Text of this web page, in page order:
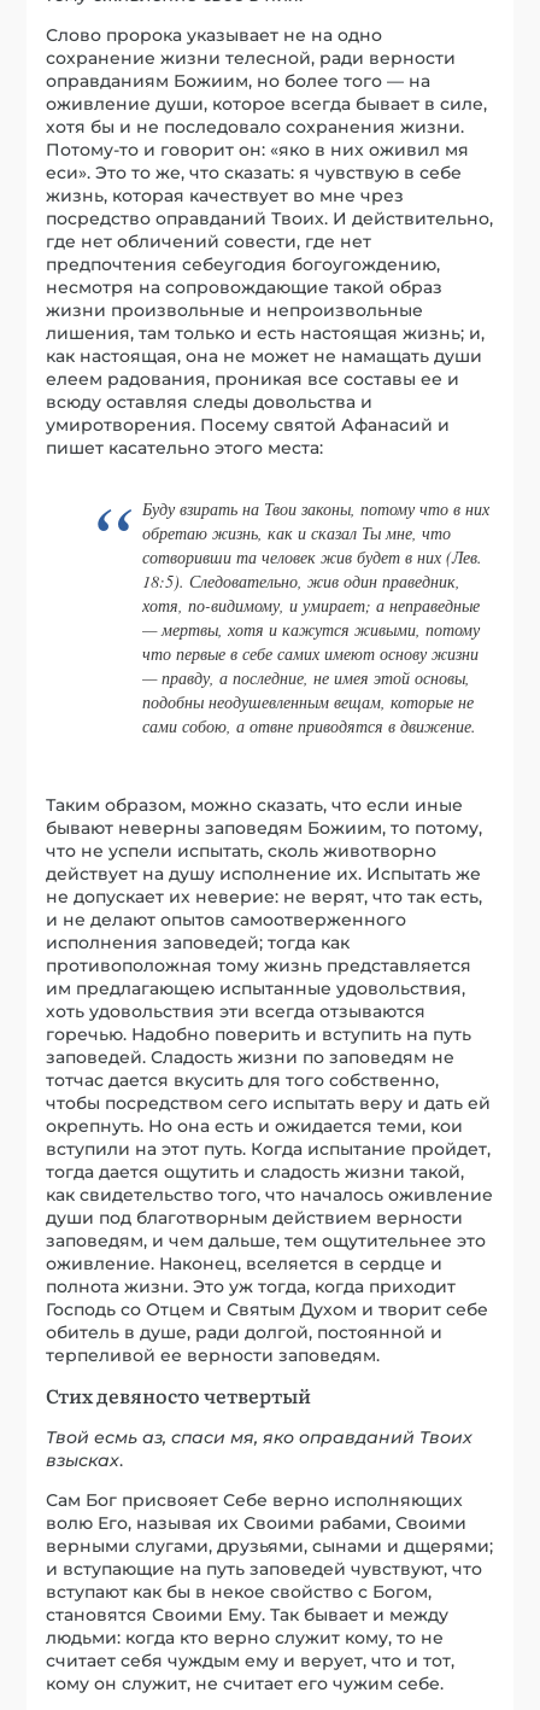
Слово пророка указывает не на одно
сохранение жизни телесной, ради верности
оправданиям Божиим, но более того — на
оживление души, которое всегда бывает в силе,
хотя бы и не последовало сохранения жизни.
Потому-то и говорит он: «яко в них оживил мя
ecи». Это то же, что сказать: я чувствую в себе
жизнь, которая качествует во мне чрез
посредство оправданий Твоих. И действительно,
где нет обличений совести, где нет
предпочтения себеугодия богоугождению,
несмотря на сопровождающие такой образ
жизни произвольные и непроизвольные
лишения, там только и есть настоящая жизнь; и,
как настоящая, она не может не намащать души
елеем радования, проникая все составы ее и
всюду оставляя следы довольства и
умиротворения. Посему святой Афанасий и
пишет касательно этого места:
Буду взирать на Твои законы, потому что в них
обретаю жизнь, как и сказал Ты мне, что
сотворивши та человек жив будет в них (Лев.
18:5). Следовательно, жив один праведник,
хотя, по-видимому, и умирает; а неправедные
— мертвы, хотя и кажутся живыми, потому
что первые в себе самих имеют основу жизни
— правду, а последние, не имея этой основы,
подобны неодушевленным вещам, которые не
сами собою, а отвне приводятся в движение.
Таким образом, можно сказать, что если иные
бывают неверны заповедям Божиим, то потому,
что не успели испытать, сколь животворно
действует на душу исполнение их. Испытать же
не допускает их неверие: не верят, что так есть,
и не делают опытов самоотверженного
исполнения заповедей; тогда как
противоположная тому жизнь представляется
им предлагающею испытанные удовольствия,
хоть удовольствия эти всегда отзываются
горечью. Надобно поверить и вступить на путь
заповедей. Сладость жизни по заповедям не
тотчас дается вкусить для того собственно,
чтобы посредством сего испытать веру и дать ей
окрепнуть. Но она есть и ожидается теми, кои
вступили на этот путь. Когда испытание пройдет,
тогда дается ощутить и сладость жизни такой,
как свидетельство того, что началось оживление
души под благотворным действием верности
заповедям, и чем дальше, тем ощутительнее это
оживление. Наконец, вселяется в сердце и
полнота жизни. Это уж тогда, когда приходит
Господь со Отцем и Святым Духом и творит себе
обитель в душе, ради долгой, постоянной и
терпеливой ее верности заповедям.
Стих девяносто четвертый
Твой есмь аз, спаси мя, яко оправданий Твоих
взысках.
Сам Бог присвояет Себе верно исполняющих
волю Его, называя их Своими рабами, Своими
верными слугами, друзьями, сынами и дщерями;
и вступающие на путь заповедей чувствуют, что
вступают как бы в некое свойство с Богом,
становятся Своими Ему. Так бывает и между
людьми: когда кто верно служит кому, то не
считает себя чуждым ему и верует, что и тот,
кому он служит, не считает его чужим себе.